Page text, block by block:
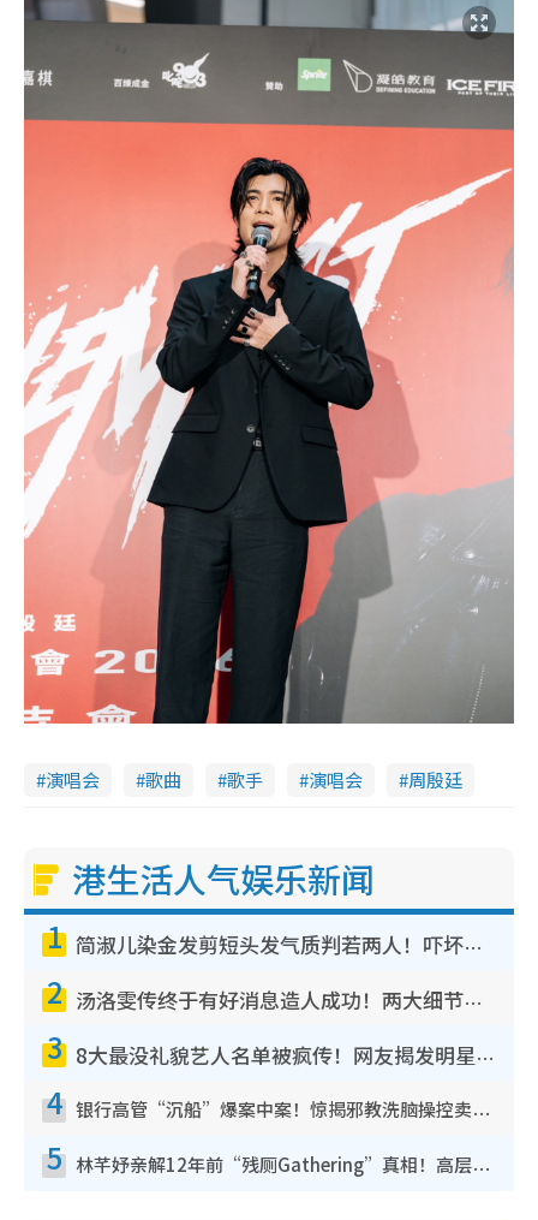
演唱会 歌曲 歌手 演唱会 周殷廷
港生活人气娱乐新闻
1 简淑儿染金发剪短头发气质判若两人！吓坏老公麦大力都认不出：“你做什么？”
2 汤洛雯传终于有好消息造人成功！两大细节曝孕味极浓引猜测：大肚婆先会咁！
3 8大最没礼貌艺人名单被疯传！网友揭发明星真面目，一致数落这一位是无品天花板？
4 银行高管“沉船”爆案中案！惊揭邪教洗脑操控卖淫被吞600万，幕后黑手讲多错多
5 林芊妤亲解12年前“残厕Gathering”真相！高层解约一句话重创尊严，至今拒返TVB